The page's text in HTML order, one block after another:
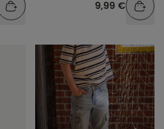
9,99 €